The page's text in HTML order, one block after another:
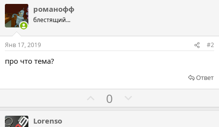
романофф
блестящий...
Янв 17, 2019 #2
про что тема?
Ответ
о
0
о
Lorenso